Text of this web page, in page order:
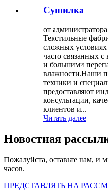
Сушилка
от
Текстильные
сложных
часто связанных
и большими
влажности.Наши
техники и
предоставляют
консультации,
клиентов и...
Читать далее
Новостная
Пожалуйста, оставьте нам, и
часов.
ПРЕДСТАВЛЯТЬ НА